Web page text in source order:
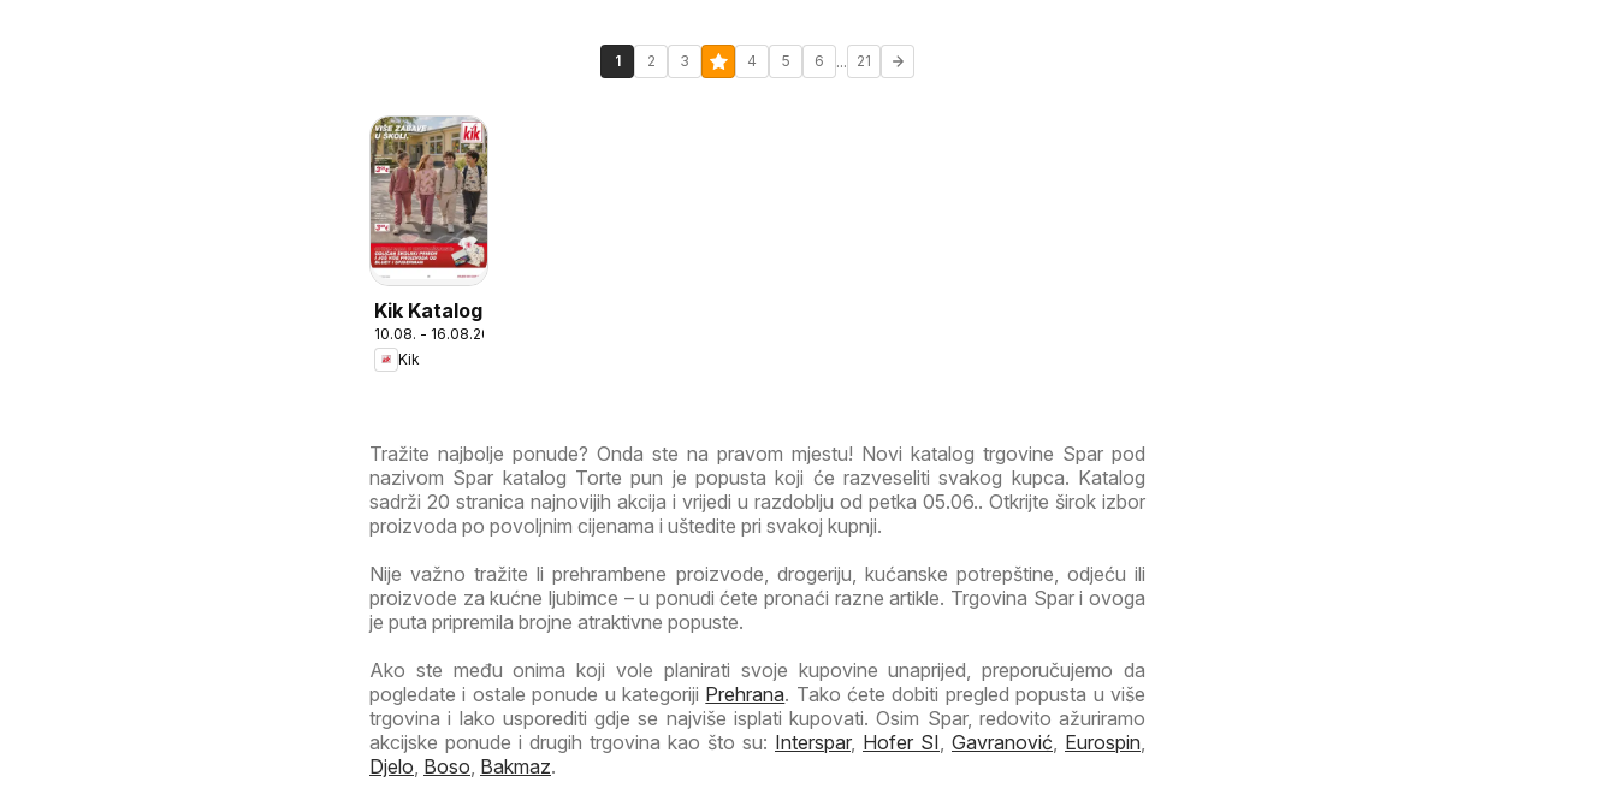
1 2 3 4 5 6 ... 21
Kik Katalog
10.08. - 16.08.2026
Kik
Tražite najbolje ponude? Onda ste na pravom mjestu! Novi katalog trgovine Spar pod
nazivom Spar katalog Torte pun je popusta koji će razveseliti svakog kupca. Katalog
sadrži 20 stranica najnovijih akcija i vrijedi u razdoblju od petka 05.06.. Otkrijte širok izbor
proizvoda po povoljnim cijenama i uštedite pri svakoj kupnji.
Nije važno tražite li prehrambene proizvode, drogeriju, kućanske potrepštine, odjeću ili
proizvode za kućne ljubimce – u ponudi ćete pronaći razne artikle. Trgovina Spar i ovoga
je puta pripremila brojne atraktivne popuste.
Ako ste među onima koji vole planirati svoje kupovine unaprijed, preporučujemo da
pogledate i ostale ponude u kategoriji Prehrana. Tako ćete dobiti pregled popusta u više
trgovina i lako usporediti gdje se najviše isplati kupovati. Osim Spar, redovito ažuriramo
akcijske ponude i drugih trgovina kao što su: Interspar, Hofer SI Gavranović Eurospin
Djelo Boso Bakmaz.